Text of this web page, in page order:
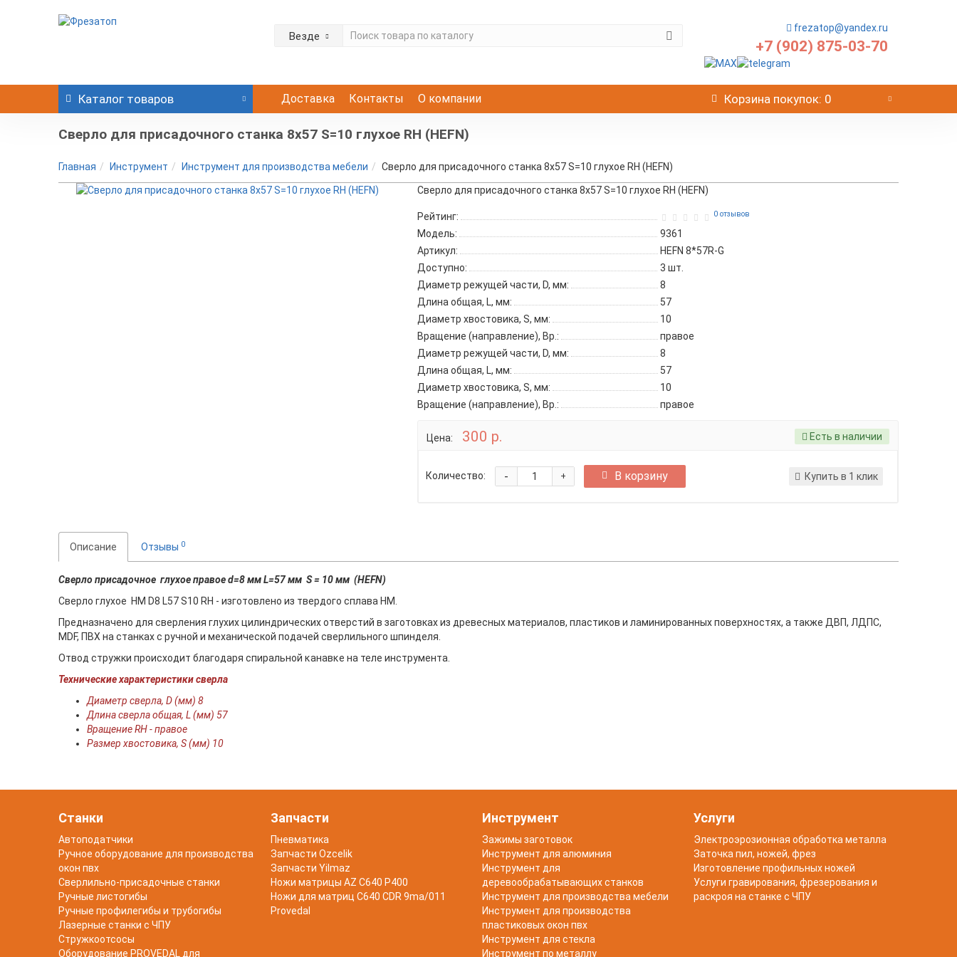
Везде
frezatop@yandex.ru
+7 (902) 875-03-70
Каталог товаров Доставка Контакты О компании Корзина покупок: 0
Сверло для присадочного станка 8х57 S=10 глухое RH (HEFN)
Главная Инструмент Инструмент для производства мебели Сверло для присадочного станка 8х57 S=10 глухое RH (HEFN)
Сверло для присадочного станка 8х57 S=10 глухое RH (HEFN)
Рейтинг: 0 отзывов
Модель:
9361
Артикул:
HEFN 8*57R-G
Доступно:
3 шт.
Диаметр режущей части, D, мм:
8
Длина общая, L, мм:
57
Диаметр хвостовика, S, мм:
10
Вращение (направление), Вр.:
правое
Диаметр режущей части, D, мм:
8
Длина общая, L, мм:
57
Диаметр хвостовика, S, мм:
10
Вращение (направление), Вр.:
правое
Цена: 300 р. Есть в наличии
Количество: +
- В корзину Купить в 1 клик
Описание Отзывы 0
Сверло присадочное глухое правое d=8 мм L=57 мм S = 10 мм (HEFN)
Сверло глухое HM D8 L57 S10 RH - изготовлено из твердого сплава HM.
Предназначено для сверления глухих цилиндрических отверстий в заготовках из древесных материалов, пластиков и ламинированных поверхностях, а также ДВП, ЛДПС,
MDF, ПВХ на станках с ручной и механической подачей сверлильного шпинделя.
Отвод стружки происходит благодаря спиральной ĸанавĸе на теле инструмента.
Технические характеристики сверла
Диаметр сверла, D (мм) 8
Длина сверла общая, L (мм) 57
Вращение RH - правое
Размер хвостовика, S (мм) 10
Станки
Автоподатчики
Ручное оборудование для производства
окон пвх
Сверлильно-присадочные станки
Ручные листогибы
Ручные профилегибы и трубогибы
Лазерные станки с ЧПУ
Стружкоотсосы
Оборудование PROVEDAL для
Запчасти
Пневматика
Запчасти Ozcelik
Запчасти Yilmaz
Ножи матрицы AZ C640 P400
Ножи для матриц C640 CDR 9ma/011
Provedal
Инструмент
Зажимы заготовок
Инструмент для алюминия
Инструмент для
деревообрабатывающих станков
Инструмент для производства мебели
Инструмент для производства
пластиковых окон пвх
Инструмент для стекла
Инструмент по металлу
Услуги
Электроэрозионная обработка металла
Заточка пил, ножей, фрез
Изготовление профильных ножей
Услуги гравирования, фрезерования и
раскроя на станке с ЧПУ